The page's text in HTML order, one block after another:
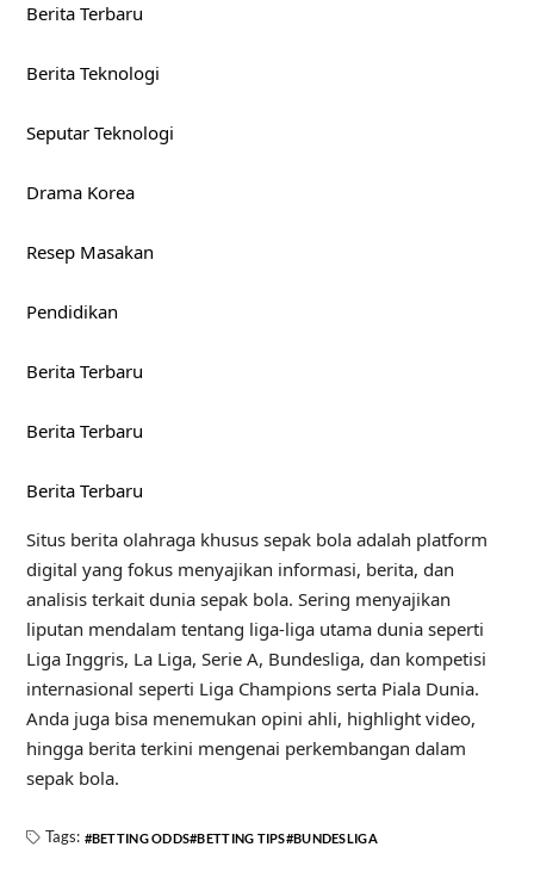
Berita Terbaru
Berita Teknologi
Seputar Teknologi
Drama Korea
Resep Masakan
Pendidikan
Berita Terbaru
Berita Terbaru
Berita Terbaru
Situs berita olahraga khusus sepak bola adalah platform
digital yang fokus menyajikan informasi, berita, dan
analisis terkait dunia sepak bola. Sering menyajikan
liputan mendalam tentang liga-liga utama dunia seperti
Liga Inggris, La Liga, Serie A, Bundesliga, dan kompetisi
internasional seperti Liga Champions serta Piala Dunia.
Anda juga bisa menemukan opini ahli, highlight video,
hingga berita terkini mengenai perkembangan dalam
sepak bola.
Tags: BETTING ODDS BETTING TIPS BUNDESLIGA